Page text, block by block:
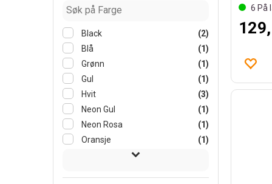
Black
(2)
Blå
(1)
Grønn
(1)
Gul
(1)
Hvit
(3)
Neon Gul
(1)
Neon Rosa
(1)
Oransje
(1)
6 På